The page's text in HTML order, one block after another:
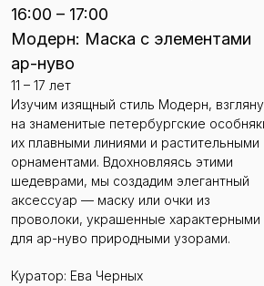
16:00 – 17:00
Модерн: Маска с элементами
ар-нуво
11 – 17 лет
Изучим изящный стиль Модерн,
на знаменитые петербургские
их плавными линиями и растительными
орнаментами. Вдохновляясь этими
шедеврами, мы создадим элегантный
аксессуар — маску или очки из
проволоки, украшенные характерными
для ар-нуво природными узорами.
Куратор: Ева Черных